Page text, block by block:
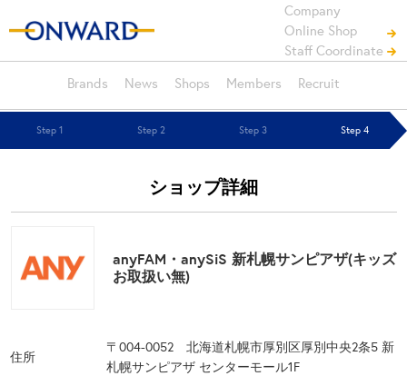
Company
Online Shop
Staff Coordinate
Brands
News Shops Members Recruit
Step 1 Step 2 Step 3 Step 4
ショップ詳細
anyFAM・anySiS 新札幌サンピアザ(キッズ
お取扱い無)
住所
〒004-0052 北海道札幌市厚別区厚別中央2条5 新
札幌サンピアザ センターモール1F